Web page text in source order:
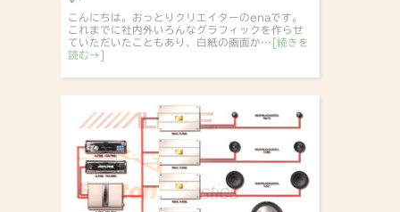
こんにちは。おっとりクリエイターのenaです。
これまでに社内外いろんなグラフィックを作らせ
ていただいたこともあり、白紙の画面か… [続きを
読む→]